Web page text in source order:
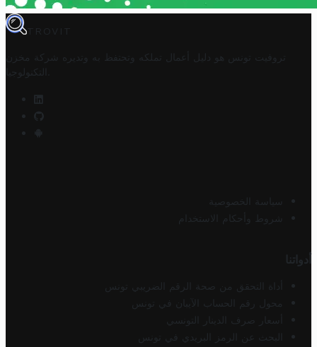
TROVIT
تروفيت تونس هو دليل أعمال تملكه وتحتفظ به وتديره
شركة مخزن
التكنولوجيا
سياسة الخصوصية
شروط وأحكام الاستخدام
أدواتنا
أداة التحقق من صحة الرقم الضريبي تونس
محول رقم الحساب الآيبان في تونس
أسعار صرف الدينار التونسي
البحث عن الرمز البريدي في تونس